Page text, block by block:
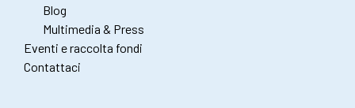
Blog
Multimedia & Press
Eventi e raccolta fondi
Contattaci